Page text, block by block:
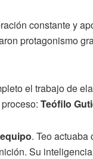
constante y
protagonismo
el trabajo de
Teófilo
. Teo actuaba
Su